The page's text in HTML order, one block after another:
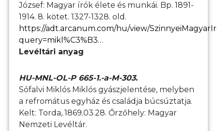
József: Magyar írók élete és munkái. Bp. 1891-
1914. 8. kötet. 1327-1328. old.
https://adt.arcanum.com/hu/view/
query=mikl%C3%B3…
Levéltári anyag
HU-MNL-OL-P 665-1.-a-M-303.
Sófalvi Miklós Miklós gyászjelentése, melyben
a refromátus egyház és családja búcsúztatja.
Kelt: Torda, 1869.03.28. Őrzőhely: Magyar
Nemzeti Levéltár.